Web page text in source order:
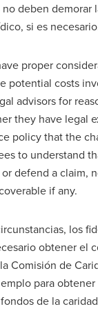
deben demorar
si es
proper
potential costs
advisors for
they have legal
policy that the
to understand
defend a claim,
if any.
los
obtener el
Comisión de
para
de la